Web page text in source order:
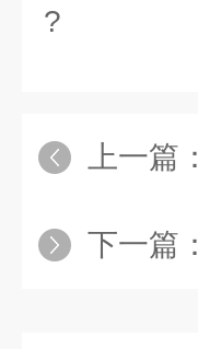
?
上一篇：
下一篇：